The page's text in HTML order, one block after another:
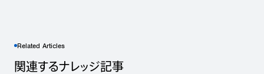
Related Articles
関連するナレッジ記事